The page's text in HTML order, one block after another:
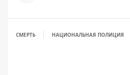
СМЕРТЬ НАЦИОНАЛЬНАЯ ПОЛИЦИЯ